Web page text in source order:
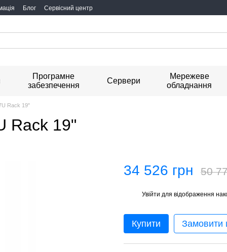
Блог Сервісний центр
Програмне
забезпечення
Сервери
Мережеве
обладнання
Rack 19"
Rack 19"
34 526 грн 50
Увійти для відображення
Купити Замовити